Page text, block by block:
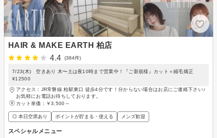
HAIR & MAKE EARTH 柏店
4.4
(384件)
7/23(木) 空きあり 木〜土は夜10時まで営業中！『ご新規様』カット＋縮毛矯正
¥12500
アクセス：JR常磐線 柏駅東口 徒歩4分です！分からない場合はお店にご連絡下さい♪
お気軽にお電話お待ちしております。
カット単価： ￥3,500～
◎ 本日空席あり ポイントが貯まる・使える メンズ歓迎
スペシャルメニュー